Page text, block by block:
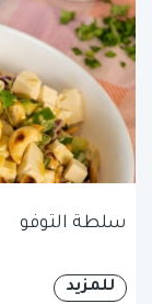
سلطة التوفو
للمزيد